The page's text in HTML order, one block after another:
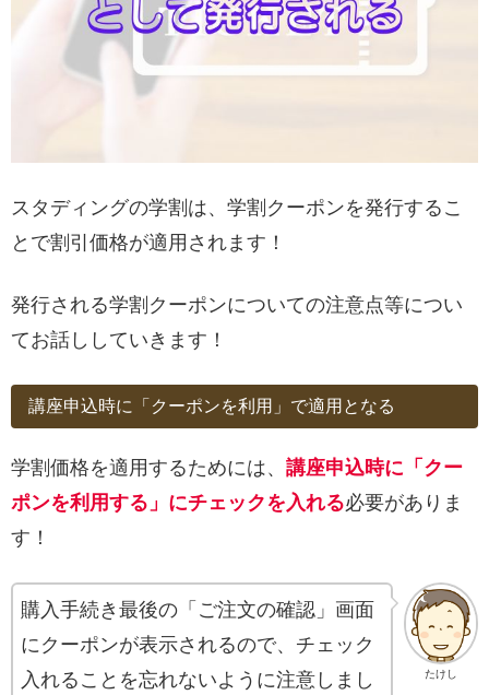
スタディングの学割は、学割クーポンを発行するこ
とで割引価格が適用されます！
発行される学割クーポンについての注意点等につい
てお話ししていきます！
講座申込時に「クーポンを利用」で適用となる
学割価格を適用するためには、 講座申込時に「クー
ポンを利用する」にチェックを入れる必要がありま
す！
たけし
購入手続き最後の「ご注文の確認」画面
にクーポンが表示されるので、チェック
入れることを忘れないように注意しまし